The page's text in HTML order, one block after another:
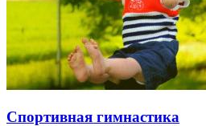
Спортивная гимнастика